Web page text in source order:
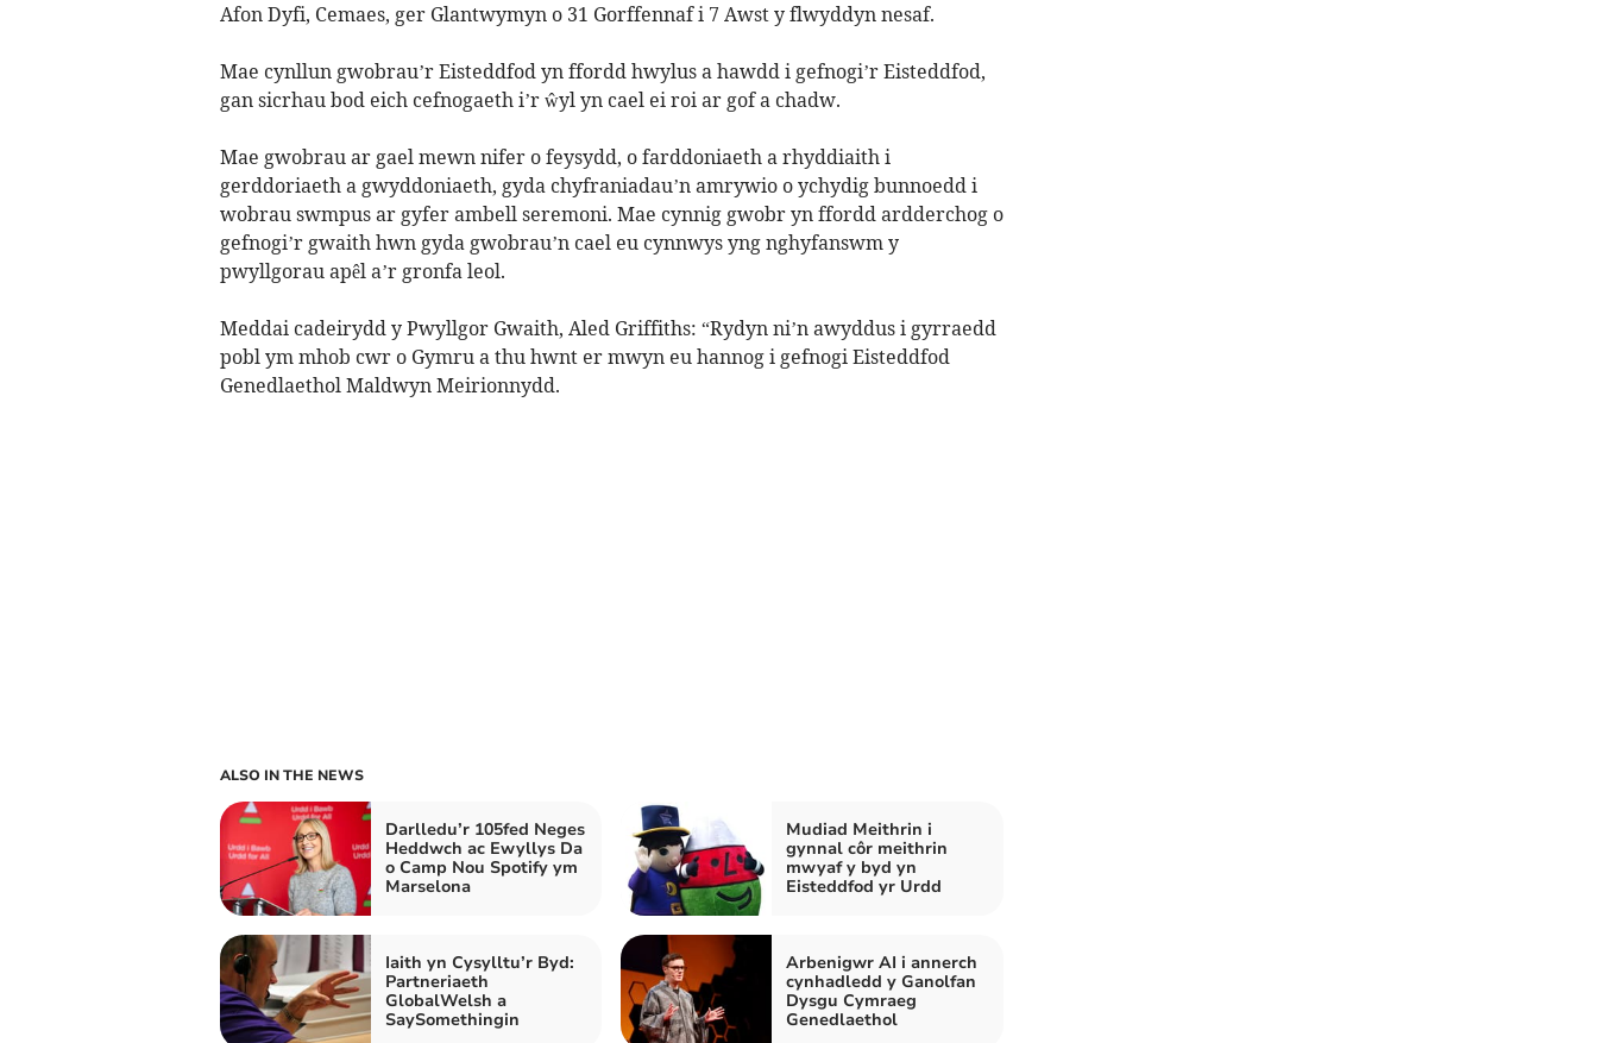
Afon Dyfi, Cemaes, ger Glantwymyn o 31 Gorffennaf i 7 Awst y flwyddyn nesaf.
Mae cynllun gwobrau’r Eisteddfod yn ffordd hwylus a hawdd i gefnogi’r Eisteddfod,
gan sicrhau bod eich cefnogaeth i’r ŵyl yn cael ei roi ar gof a chadw.
Mae gwobrau ar gael mewn nifer o feysydd, o farddoniaeth a rhyddiaith i
gerddoriaeth a gwyddoniaeth, gyda chyfraniadau’n amrywio o ychydig bunnoedd i
wobrau swmpus ar gyfer ambell seremoni. Mae cynnig gwobr yn ffordd ardderchog o
gefnogi’r gwaith hwn gyda gwobrau’n cael eu cynnwys yng nghyfanswm y
pwyllgorau apêl a’r gronfa leol.
Meddai cadeirydd y Pwyllgor Gwaith, Aled Griffiths: “Rydyn ni’n awyddus i gyrraedd
pobl ym mhob cwr o Gymru a thu hwnt er mwyn eu hannog i gefnogi Eisteddfod
Genedlaethol Maldwyn Meirionnydd.
ALSO IN THE NEWS
Darlledu’r 105fed Neges
Heddwch ac Ewyllys Da
o Camp Nou Spotify ym
Marselona
Mudiad Meithrin i
gynnal côr meithrin
mwyaf y byd yn
Eisteddfod yr Urdd
Iaith yn Cysylltu’r Byd:
Partneriaeth
GlobalWelsh a
SaySomethingin
Arbenigwr AI i annerch
cynhadledd y Ganolfan
Dysgu Cymraeg
Genedlaethol